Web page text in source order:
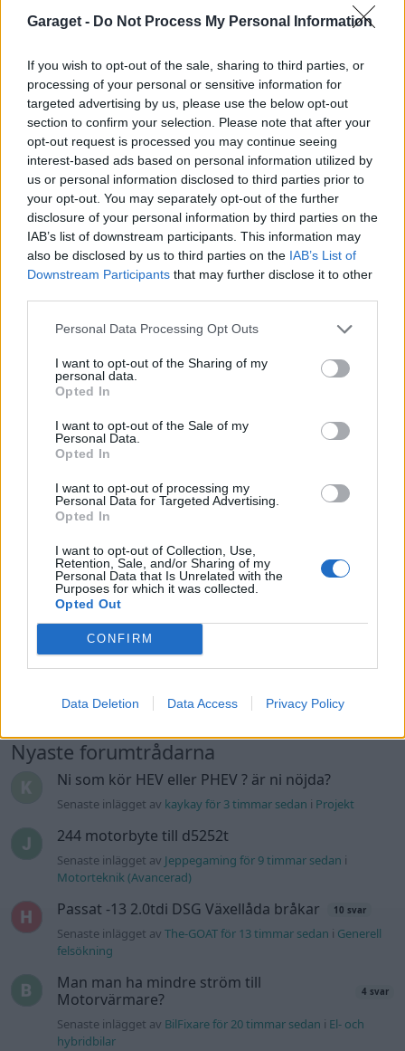
Garaget - Do Not Process My Personal Information
If you wish to opt-out of the sale, sharing to third parties, or
processing of your personal or sensitive information for
targeted advertising by us, please use the below opt-out
section to confirm your selection. Please note that after your
opt-out request is processed you may continue seeing
interest-based ads based on personal information utilized by
us or personal information disclosed to third parties prior to
your opt-out. You may separately opt-out of the further
disclosure of your personal information by third parties on the
IAB’s list of downstream participants. This information may
also be disclosed by us to third parties on the IAB’s List of
Downstream Participants that may further disclose it to other
Personal Data Processing Opt Outs
I want to opt-out of the Sharing of my
personal data.
Opted In
I want to opt-out of the Sale of my
Personal Data.
Opted In
I want to opt-out of processing my
Personal Data for Targeted Advertising.
Opted In
I want to opt-out of Collection, Use,
Retention, Sale, and/or Sharing of my
Personal Data that Is Unrelated with the
Purposes for which it was collected.
Opted Out
CONFIRM
Data Deletion Data Access Privacy Policy
Slipa och polera rinningar 4 svar
Senaste projektinläggen
Volkswagen Golf MK4 v6 4motion OEM++
med JDM inspiration.
14 svar
Senaste inlägget avStol3n_Identity för 36 minuter sedani
Projekt
Ni som kör HEV eller PHEV ? är ni nöjda?
Senaste inlägget av kaykay för 3 timmar sedaniProjekt
Manta b som ska räddas (kaross eller
delar sökes)
122 svar
Huggern goes big block with 427 ZL-1!
Senaste inlägget av hugger69 för 11 timmar sedaniProjekt
Camaro som bruksbil?!
Senaste inlägget av Ev_volvo142 för 12 timmar sedani
Volkswagen split bus t1 1962
Golf Mk2 16v Turbo 137 svar
Vw 1956 oval prosjekt 11 svar
Senaste inlägget av jarleb för 17 timmar sedan
Volvo 245 ?Turbo? 40 svar
Senaste inlägget av
Renovering av en Honda Civic Aerodeck
Nyaste forumtrådarna
Ni som kör HEV eller PHEV ? är ni nöjda?
Senaste inlägget av kaykay för 3 timmar sedan i Projekt
244 motorbyte till d5252t
Senaste inlägget av Jeppegaming för 9 timmar sedan i
Motorteknik (Avancerad)
Passat -13 2.0tdi DSG Växellåda bråkar 10 svar
Senaste inlägget avThe-GOAT för 13 timmar sedan i Generell
felsökning
Man man ha mindre ström till
Motorvärmare?
4 svar
Senaste inlägget av BilFixare för 20 timmar sedan i El- och
hybridbilar